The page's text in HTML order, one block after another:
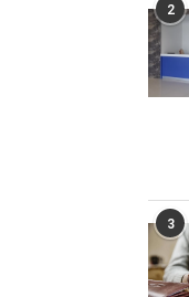
2
3